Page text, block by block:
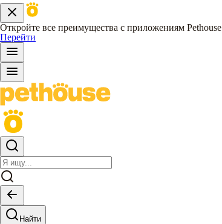
Откройте все преимущества с приложениям Pethouse
Перейти
Найти